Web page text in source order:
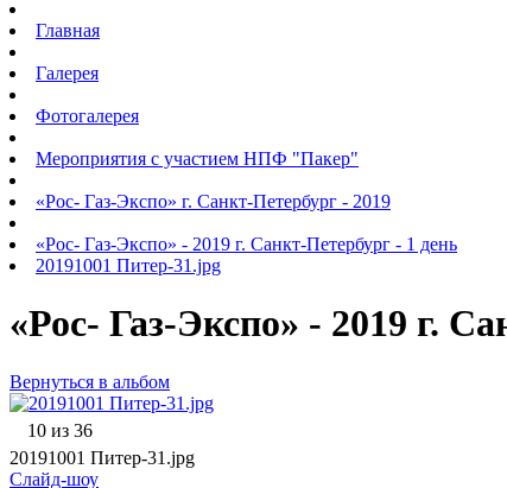
Главная
Галерея
Фотогалерея
Мероприятия с участием НПФ "Пакер"
«Рос- Газ-Экспо» г. Санкт-Петербург - 2019
«Рос- Газ-Экспо» - 2019 г. Санкт-Петербург - 1 день
20191001 Питер-31.jpg
«Рос- Газ-Экспо» - 2019 г.
Вернуться в альбом
10 из 36
20191001 Питер-31.jpg
Слайд-шоу